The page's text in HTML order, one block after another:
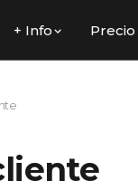
+ Info Precio